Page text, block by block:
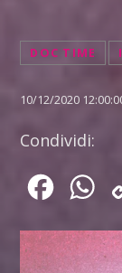
DOC TIME
10/12/2020
Condividi: